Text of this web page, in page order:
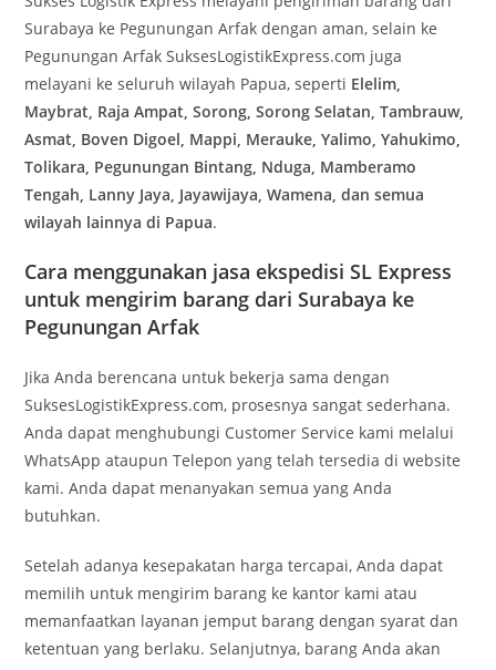
Surabaya ke Pegunungan Arfak dengan aman, selain ke
Pegunungan Arfak SuksesLogistikExpress.com juga
melayani ke seluruh wilayah Papua, seperti Elelim,
Maybrat, Raja Ampat, Sorong, Sorong Selatan, Tambrauw,
Asmat, Boven Digoel, Mappi, Merauke, Yalimo, Yahukimo,
Tolikara, Pegunungan Bintang, Nduga, Mamberamo
Tengah, Lanny Jaya, Jayawijaya, Wamena, dan semua
wilayah lainnya di Papua.
Cara menggunakan jasa ekspedisi SL Express
untuk mengirim barang dari Surabaya ke
Pegunungan Arfak
Jika Anda berencana untuk bekerja sama dengan
SuksesLogistikExpress.com, prosesnya sangat sederhana.
Anda dapat menghubungi Customer Service kami melalui
WhatsApp ataupun Telepon yang telah tersedia di website
kami. Anda dapat menanyakan semua yang Anda
butuhkan.
Setelah adanya kesepakatan harga tercapai, Anda dapat
memilih untuk mengirim barang ke kantor kami atau
memanfaatkan layanan jemput barang dengan syarat dan
ketentuan yang berlaku. Selanjutnya, barang Anda akan